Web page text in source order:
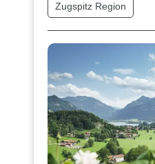
Zugspitz Region